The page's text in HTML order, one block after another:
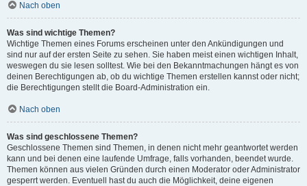
Nach oben
Was sind wichtige Themen?
Wichtige Themen eines Forums erscheinen unter den Ankündigungen und
sind nur auf der ersten Seite zu sehen. Sie haben meist einen wichtigen Inhalt,
weswegen du sie lesen solltest. Wie bei den Bekanntmachungen hängt es von
deinen Berechtigungen ab, ob du wichtige Themen erstellen kannst oder nicht;
die Berechtigungen stellt die Board-Administration ein.
Nach oben
Was sind geschlossene Themen?
Geschlossene Themen sind Themen, in denen nicht mehr geantwortet werden
kann und bei denen eine laufende Umfrage, falls vorhanden, beendet wurde.
Themen können aus vielen Gründen durch einen Moderator oder Administrator
gesperrt werden. Eventuell hast du auch die Möglichkeit, deine eigenen